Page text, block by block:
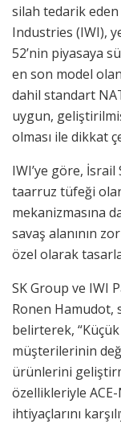
silah tedarik
Industries (IWI),
52’nin piyasaya
en son model
dahil standart
uygun,
olması ile dikkat
IWI’ye göre,
taarruz tüfeği
mekanizmasına
savaş alanının
özel olarak
SK Group ve IWI
Ronen Hamudot,
belirterek,
müşterilerinin
ürünlerini
özellikleriyle ACE-
ihtiyaçlarını